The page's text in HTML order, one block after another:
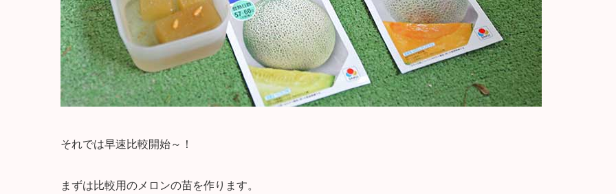
それでは早速比較開始～！
まずは比較用のメロンの苗を作ります。